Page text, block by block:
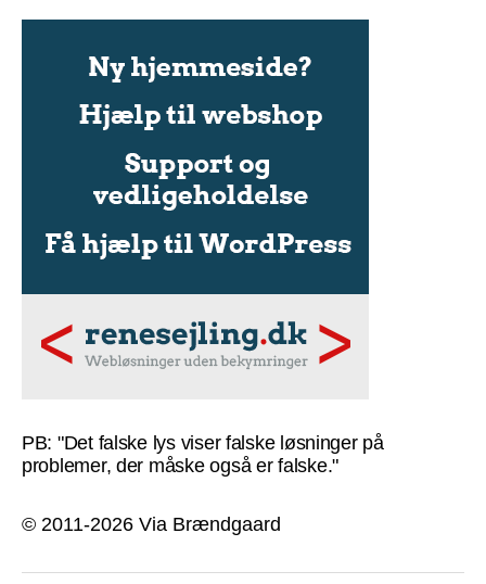
PB: "Det falske lys viser falske løsninger på
problemer, der måske også er falske."
© 2011-2026 Via Brændgaard